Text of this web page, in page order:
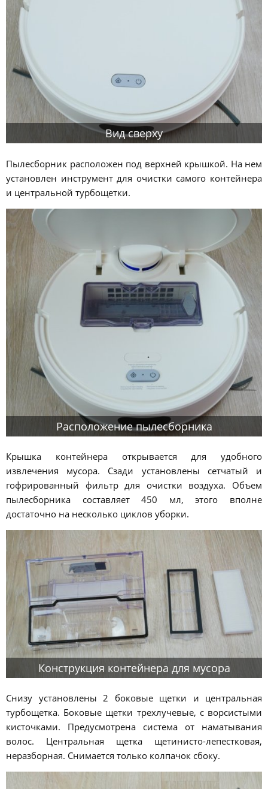
Вид сверху
Пылесборник расположен под верхней крышкой. На нем
установлен инструмент для очистки самого контейнера
и центральной турбощетки.
Расположение пылесборника
Крышка контейнера открывается для удобного
извлечения мусора. Сзади установлены сетчатый и
гофрированный фильтр для очистки воздуха. Объем
пылесборника составляет 450 мл, этого вполне
достаточно на несколько циклов уборки.
Конструкция контейнера для мусора
Снизу установлены 2 боковые щетки и центральная
турбощетка. Боковые щетки трехлучевые, с ворсистыми
кисточками. Предусмотрена система от наматывания
волос. Центральная щетка щетинисто-лепестковая,
неразборная. Снимается только колпачок сбоку.